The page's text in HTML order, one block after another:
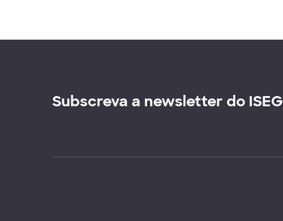
Subscreva a newsletter do ISEG